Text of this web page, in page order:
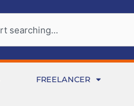
FREELANCER